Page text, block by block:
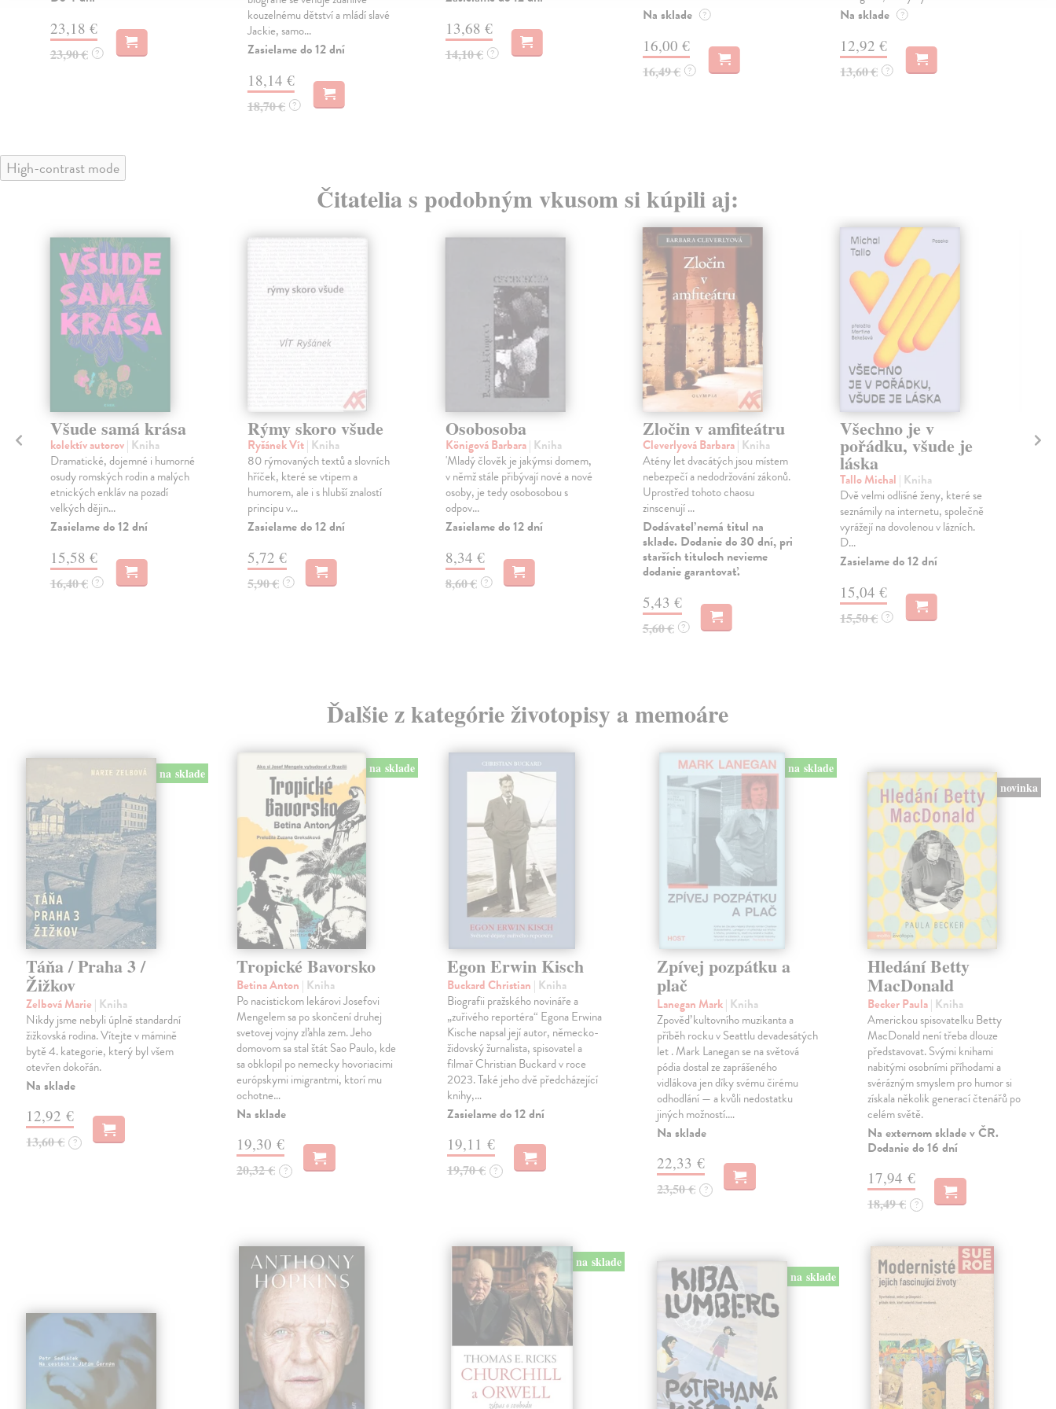
23,18 €
23,90 € ?
kouzelnému dětství a mládí slavé
Jackie, samo...
Zasielame do 12 dní
18,14 €
18,70 € ?
13,68 €
14,10 € ?
Na sklade ?
16,00 €
16,49 € ?
Na sklade ?
12,92 €
13,60 € ?
High-contrast mode
Čitatelia s podobným vkusom si kúpili aj:
Všude samá krása
kolektív autorov| Kniha
Dramatické, dojemné i humorné
osudy romských rodin a malých
etnických enkláv na pozadí
velkých dějin...
Zasielame do 12 dní
15,58 €
16,40 € ?
Rýmy skoro všude
Ryšánek Vít| Kniha
80 rýmovaných textů a slovních
hříček, které se vtipem a
humorem, ale i s hlubší znalostí
principu v...
Zasielame do 12 dní
5,72 €
5,90 € ?
Osobosoba
Königová Barbara| Kniha
'Mladý člověk je jakýmsi domem,
v němž stále přibývají nové a nové
osoby, je tedy osobosobou s
odpov...
Zasielame do 12 dní
8,34 €
8,60 € ?
Zločin v amfiteátru
Cleverlyová Barbara| Kniha
Atény let dvacátých jsou místem
nebezpečí a nedodržování zákonů.
Uprostřed tohoto chaosu
zinscenují ...
Dodávateľ nemá titul na
sklade. Dodanie do 30 dní, pri
starších tituloch nevieme
dodanie garantovať.
5,43 €
5,60 € ?
Všechno je v
pořádku, všude je
láska
Tallo Michal | Kniha
Dvě velmi odlišné ženy, které se
seznámily na internetu, společně
vyrážejí na dovolenou v lázních.
D...
Zasielame do 12 dní
15,04 €
15,50 € ?
Ďalšie z kategórie životopisy a memoáre
na sklade
Táňa / Praha 3 /
Žižkov
Zelbová Marie | Kniha
Nikdy jsme nebyli úplně standardní
žižkovská rodina. Vítejte v mámině
bytě 4. kategorie, který byl všem
otevřen dokořán.
Na sklade
12,92 €
13,60 € ?
na sklade
Tropické Bavorsko
Betina Anton | Kniha
Po nacistickom lekárovi Josefovi
Mengelem sa po skončení druhej
svetovej vojny zľahla zem. Jeho
domovom sa stal štát Sao Paulo, kde
sa obklopil po nemecky hovoriacimi
európskymi imigrantmi, ktorí mu
ochotne…
Na sklade
19,30 €
20,32 € ?
Egon Erwin Kisch
Buckard Christian | Kniha
Biografii pražského novináře a
„zuřivého reportéra“ Egona Erwina
Kische napsal její autor, německo-
židovský žurnalista, spisovatel a
filmař Christian Buckard v roce
2023. Také jeho dvě předcházející
knihy,…
Zasielame do 12 dní
19,11 €
19,70 € ?
na sklade
Zpívej pozpátku a
plač
Lanegan Mark| Kniha
Zpověď kultovního muzikanta a
příběh rocku v Seattlu devadesátých
let . Mark Lanegan se na světová
pódia dostal ze zaprášeného
vidlákova jen díky svému čirému
odhodlání — a kvůli nedostatku
jiných možností.…
Na sklade
22,33 €
23,50 € ?
novinka
Hledání Betty
MacDonald
Becker Paula| Kniha
Americkou spisovatelku Betty
MacDonald není třeba dlouze
představovat. Svými knihami
nabitými osobními příhodami a
svérázným smyslem pro humor si
získala několik generací čtenářů po
celém světě.
Na externom sklade v ČR.
Dodanie do 16 dní
17,94 €
18,49 € ?
na sklade
na sklade